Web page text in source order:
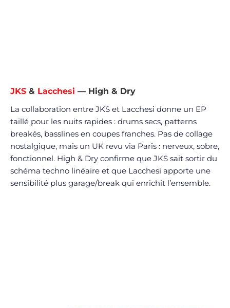
JKS & Lacchesi — High & Dry
La collaboration entre JKS et Lacchesi donne un EP
taillé pour les nuits rapides : drums secs, patterns
breakés, basslines en coupes franches. Pas de collage
nostalgique, mais un UK revu via Paris : nerveux, sobre,
fonctionnel. High & Dry confirme que JKS sait sortir du
schéma techno linéaire et que Lacchesi apporte une
sensibilité plus garage/break qui enrichit l’ensemble.